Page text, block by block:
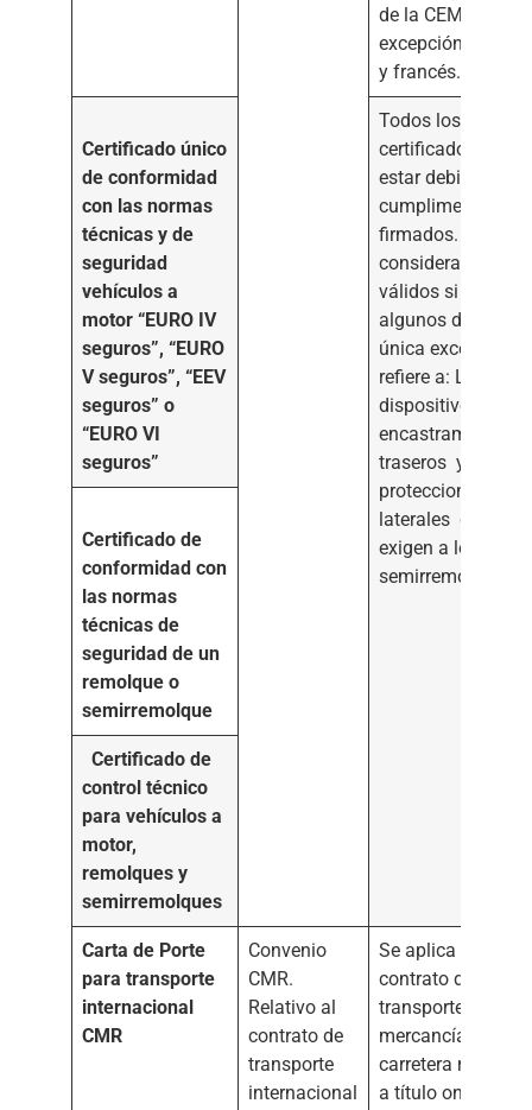
de la CEMT con
excepción del
y francés.
Certificado único
de conformidad
con las normas
técnicas y de
seguridad
vehículos a
motor “EURO IV
seguros”, “EURO
V seguros”, “EEV
seguros” o
“EURO VI
seguros”
Todos los
certificados
estar
cumplimentados
firmados. No se
considerarán
válidos si omitiera
algunos datos. La
única excepción
refiere a: Los «
dispositivos anti
encastramiento
traseros y las
protecciones
laterales que no
exigen a los
semirremolques.
Certificado de
conformidad con
las normas
técnicas de
seguridad de un
remolque o
semirremolque
Certificado de
control técnico
para vehículos a
motor,
remolques y
semirremolques
Carta de Porte
para transporte
internacional
CMR
Convenio
CMR.
Relativo al
contrato de
transporte
internacional
Se aplica a todo
contrato de
transporte de
mercancías por
carretera
a título oneroso